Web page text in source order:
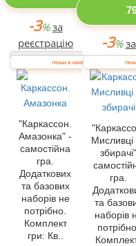
-3% за
реєстрацію
Купити одразу
-3% за
Купити
Немає в наявності
"Каркассон.
Амазонка" -
самостійна
гра.
Додаткових
та базових
наборів не
потрібно.
Комплект
гри: Кв..
Мисливці
збирачі"
гра.
та
наборів
потрібно.